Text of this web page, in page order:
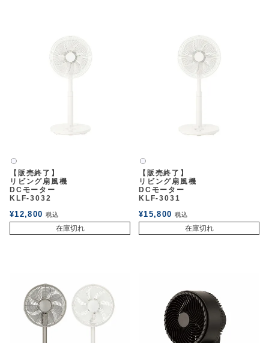
白2
【販売終了】
リビング扇風機
DCモーター
KLF-3032
¥12,800 税込
在庫切れ
白2
【販売終了】
リビング扇風機
DCモーター
KLF-3031
¥15,800 税込
在庫切れ